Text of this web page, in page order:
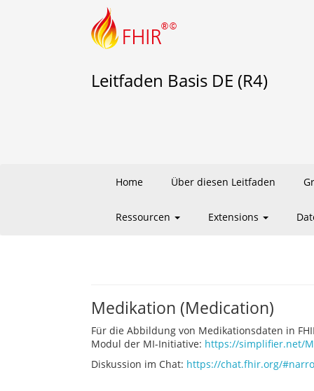
Leitfaden Basis DE (R4)
Home Über diesen Leitfaden
Ressourcen Extensions
Medikation (Medication)
Für die Abbildung von Medikationsdaten in
Modul der MI-Initiative: https://simplifier.net/
Diskussion im Chat: https://chat.fhir.org/